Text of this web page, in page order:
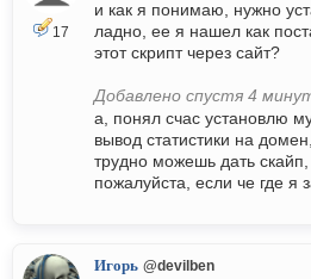
17
и как я понимаю, нужно
ладно, ее я нашел как
этот скрипт через сайт?
Добавлено спустя 4
а, понял счас установлю
вывод статистики на
трудно можешь дать
пожалуйста, если че где я
Игорь @devilben